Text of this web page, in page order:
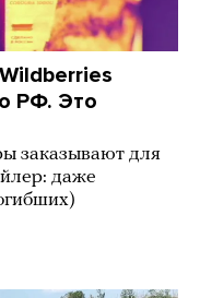
РФ. Это
заказывают для
даже